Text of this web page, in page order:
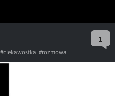
1
#ciekawostka #rozmowa